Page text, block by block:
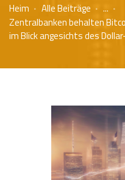
Heim Alle Beiträge
...
Zentralbanken behalten
im Blick angesichts des